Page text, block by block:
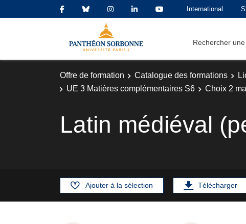
International
Rechercher
Offre de formation Catalogue des formations
UE 3 Matières complémentaires S6
Choix 2
Latin médiéval
Ajouter à la sélection Télécharger